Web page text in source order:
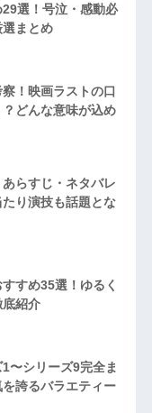
選！号泣・感動必
まとめ
察！映画ラストの口
どんな意味が込め
あらすじ・ネタバレ
り演技も話題とな
すめ35選！ゆるく
紹介
〜シリーズ9完全ま
誇るバラエティー